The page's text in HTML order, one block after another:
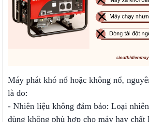
Máy phát khó nổ hoặc không nổ,
là do:
- Nhiên liệu không đảm bảo: Loại
dùng không phù hợp cho máy hay